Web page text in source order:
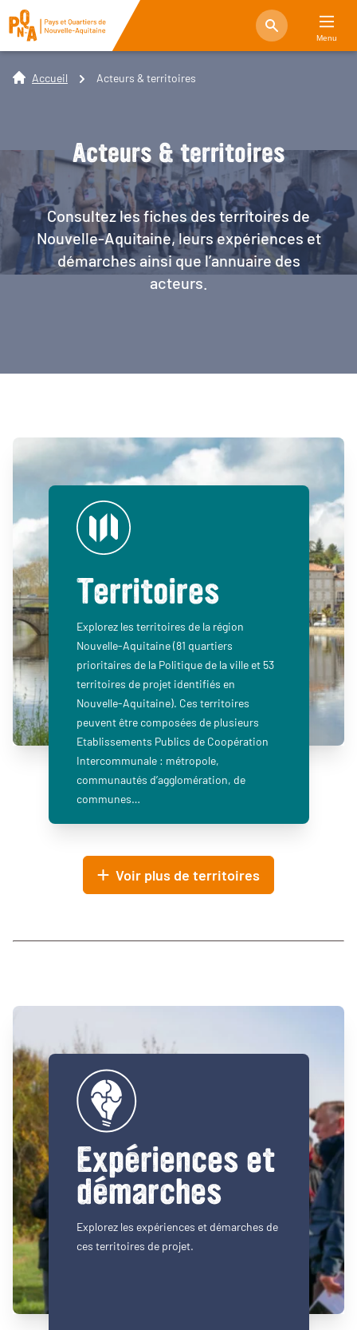
Menu
Accueil Acteurs & territoires
Acteurs & territoires
Consultez les fiches des territoires de
Nouvelle-Aquitaine, leurs expériences et
démarches ainsi que l’annuaire des
acteurs.
Territoires
Explorez les territoires de la région
Nouvelle-Aquitaine (81 quartiers
prioritaires de la Politique de la ville et 53
territoires de projet identifiés en
Nouvelle-Aquitaine). Ces territoires
peuvent être composées de plusieurs
Etablissements Publics de Coopération
Intercommunale : métropole,
communautés d’agglomération, de
communes…
Voir plus de territoires
Expériences et
démarches
Explorez les expériences et démarches de
ces territoires de projet.